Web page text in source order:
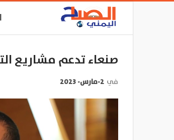
صنعاء تدعم مشاريع
في 2-مارس- 2023